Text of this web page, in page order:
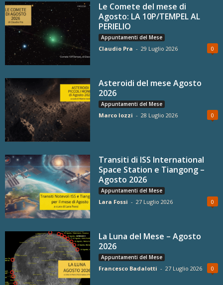
Le Comete del mese di
Agosto: LA 10P/TEMPEL AL
PERIELIO
Appuntamenti del Mese
Claudio Pra - 29 Luglio 2026 0
Asteroidi del mese Agosto
2026
Appuntamenti del Mese
Marco Iozzi - 28 Luglio 2026 0
Transiti di ISS International
Space Station e Tiangong –
Agosto 2026
Appuntamenti del Mese
Lara Fossi - 27 Luglio 2026 0
La Luna del Mese – Agosto
2026
Appuntamenti del Mese
Francesco Badalotti - 27 Luglio 2026 0